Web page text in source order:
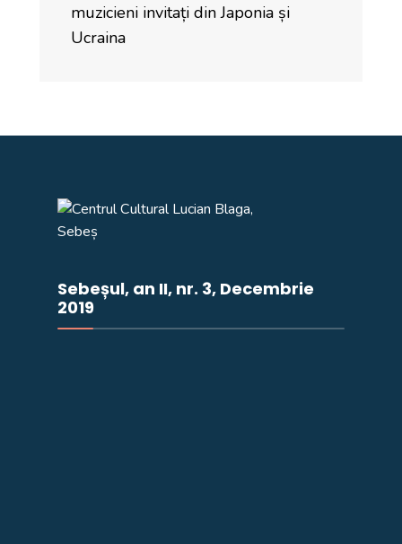
muzicieni invitați din Japonia și
Ucraina
Sebeșul, an II, nr. 3, Decembrie
2019